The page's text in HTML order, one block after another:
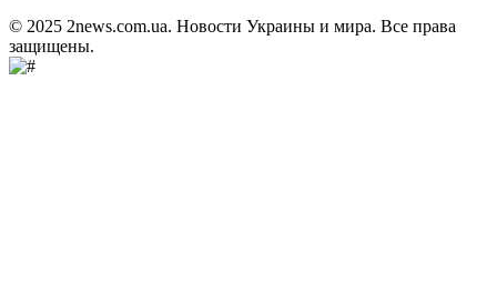
© 2025 2news.com.ua. Новости Украины и мира. Все права
защищены.